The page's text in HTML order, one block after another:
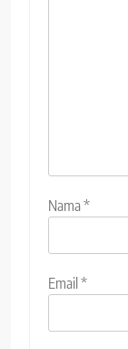
Nama*
Email *